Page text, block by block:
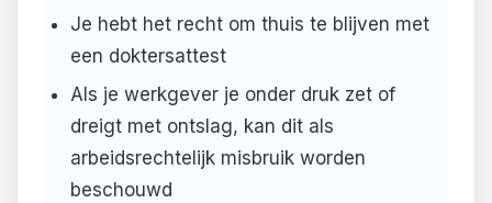
Je hebt het recht om thuis te blijven met
een doktersattest
Als je werkgever je onder druk zet of
dreigt met ontslag, kan dit als
arbeidsrechtelijk misbruik worden
beschouwd